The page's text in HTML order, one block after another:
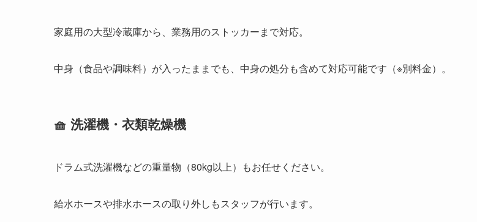
家庭用の大型冷蔵庫から、業務用のストッカーまで対応。
中身（食品や調味料）が入ったままでも、中身の処分も含めて対応可能です（※別料金）。
🧺 洗濯機・衣類乾燥機
ドラム式洗濯機などの重量物（80kg以上）もお任せください。
給水ホースや排水ホースの取り外しもスタッフが行います。